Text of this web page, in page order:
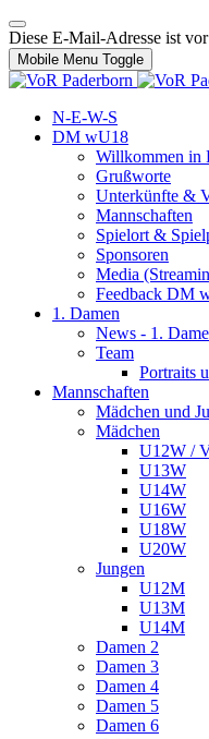
Diese E-Mail-Adresse ist
Mobile Menu Toggle
N-E-W-S
DM wU18
Willkommen in
Grußworte
Unterkünfte &
Mannschaften
Spielort &
Sponsoren
Media
Feedback DM
1. Damen
News - 1.
Team
Portraits
Mannschaften
Mädchen und
Mädchen
U12W /
U13W
U14W
U16W
U18W
U20W
Jungen
U12M
U13M
U14M
Damen 2
Damen 3
Damen 4
Damen 5
Damen 6